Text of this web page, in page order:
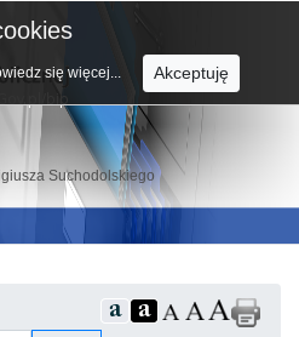
Suchodolskiego
się więcej... Akceptuję